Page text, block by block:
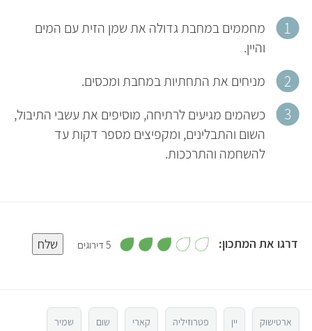
מחממים במחבת גדולה את שמן הזית עם המים
והיין.
מניחים את התחתיות במחבת ומכסים.
כשהמים מגיעים לרתיחה, מוסיפים את עשבי התיבול,
השום והתבלינים, ומקפיצים מספר דקות עד
להשחמה והתרככות.
דרגו את המתכון:
5 דירוגים 3 שלח
ארטישוק יין פטרוזיליה קארי שום שמיר